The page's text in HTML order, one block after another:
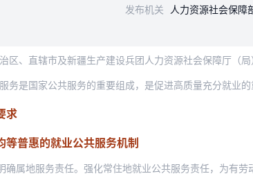
发布机关 人力资源社会保障
区、直辖市及新疆生产建设兵团人力资源社会保障厅（
求
等普惠的就业公共服务机制
确属地服务责任。强化常住地就业公共服务责任，为有劳动能力、有就